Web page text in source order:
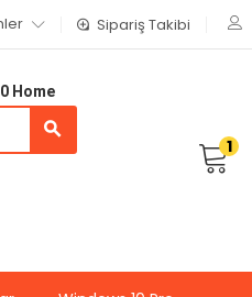
Sipariş Takibi
Home
1